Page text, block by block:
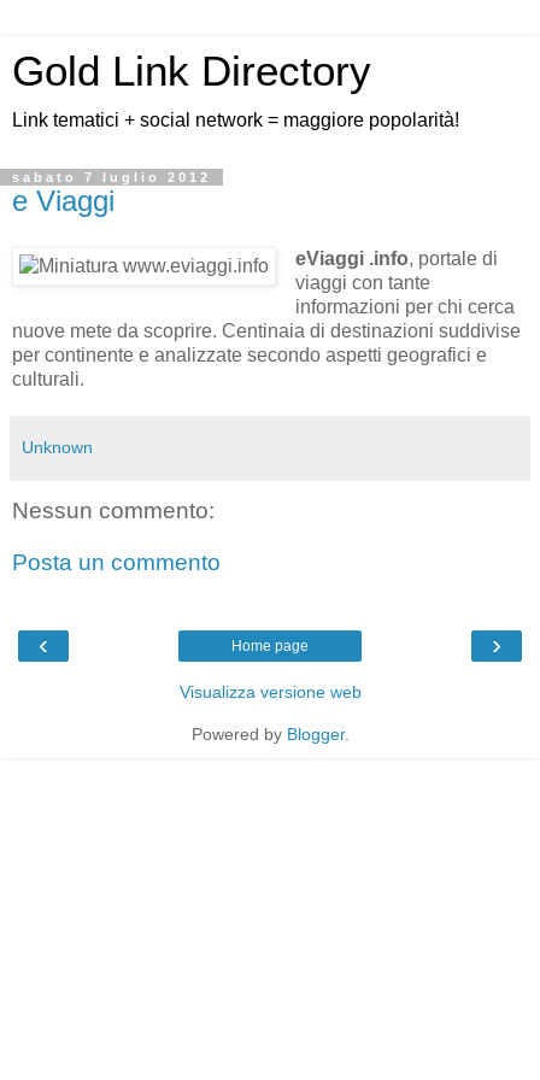
Gold Link Directory
Link tematici + social network = maggiore popolarità!
sabato 7 luglio 2012
e Viaggi
eViaggi .info, portale di
viaggi con tante
informazioni per chi cerca
nuove mete da scoprire. Centinaia di destinazioni suddivise
per continente e analizzate secondo aspetti geografici e
culturali.
Unknown
Nessun commento:
Posta un commento
‹ ›
Home page
Visualizza versione web
Powered by Blogger.